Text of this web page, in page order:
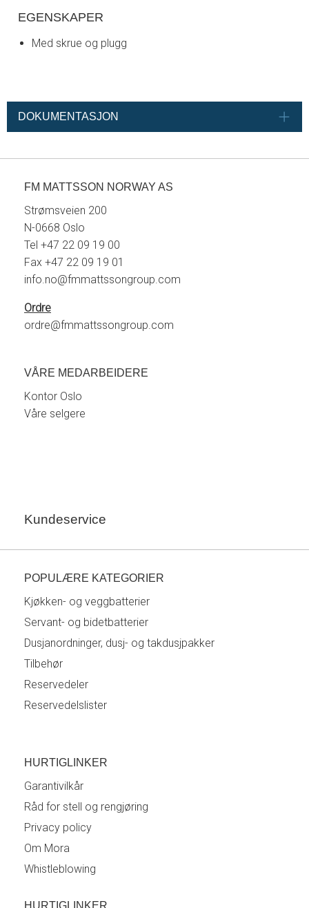
EGENSKAPER
Med skrue og plugg
DOKUMENTASJON
FM MATTSSON NORWAY AS
Strømsveien 200
N-0668 Oslo
Tel +47 22 09 19 00
Fax +47 22 09 19 01
info.no@fmmattssongroup.com
Ordre
ordre@fmmattssongroup.com
VÅRE MEDARBEIDERE
Kontor Oslo
Våre selgere
Kundeservice
POPULÆRE KATEGORIER
Kjøkken- og veggbatterier
Servant- og bidetbatterier
Dusjanordninger, dusj- og takdusjpakker
Tilbehør
Reservedeler
Reservedelslister
HURTIGLINKER
Garantivilkår
Råd for stell og rengjøring
Privacy policy
Om Mora
Whistleblowing
HURTIGLINKER